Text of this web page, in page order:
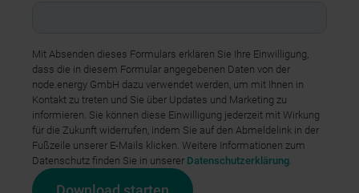
Mit Absenden dieses Formulars erklären Sie Ihre Einwilligung,
dass die in diesem Formular angegebenen Daten von der
node.energy GmbH dazu verwendet werden, um mit Ihnen in
Kontakt zu treten und Sie über Updates und Marketing zu
informieren. Sie können diese Einwilligung jederzeit mit Wirkung
für die Zukunft widerrufen, indem Sie auf den Abmeldelink in der
Fußzeile unserer E-Mails klicken. Weitere Informationen zum
Datenschutz finden Sie in unserer Datenschutzerklärung.